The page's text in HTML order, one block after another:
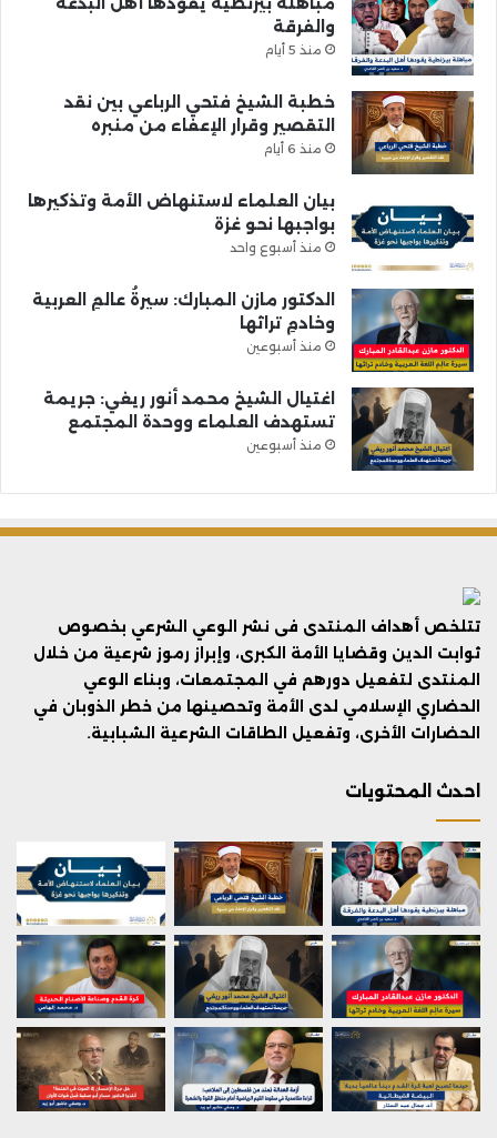
والفرقة
منذ 5 أيام
خطبة الشيخ فتحي الرباعي بين نقد
التقصير وقرار الإعفاء من منبره
منذ 6 أيام
بيان العلماء لاستنهاض الأمة وتذكيرها
بواجبها نحو غزة
منذ أسبوع واحد
الدكتور مازن المبارك: سيرةُ عالمِ العربية
وخادمِ تراثها
منذ أسبوعين
اغتيال الشيخ محمد أنور ريغي: جريمة
تستهدف العلماء ووحدة المجتمع
منذ أسبوعين
تتلخص أهداف المنتدى فى نشر الوعي الشرعي بخصوص
ثوابت الدين وقضايا الأمة الكبرى، وإبراز رموز شرعية من خلال
المنتدى لتفعيل دورهم في المجتمعات، وبناء الوعي
الحضاري الإسلامي لدى الأمة وتحصينها من خطر الذوبان في
الحضارات الأخرى، وتفعيل الطاقات الشرعية الشبابية.
احدث المحتويات